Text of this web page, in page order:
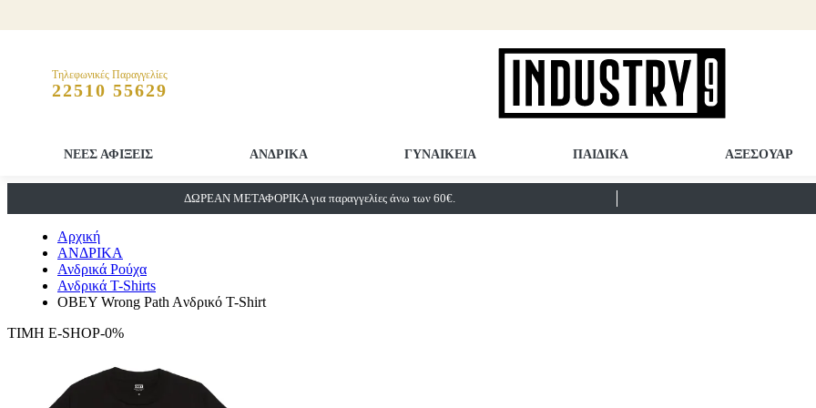
Τηλεφωνικές Παραγγελίες
22510 55629
ΝΕΕΣ ΑΦΙΞΕΙΣ ΑΝΔΡΙΚΑ ΓΥΝΑΙΚΕΙΑ ΠΑΙΔΙΚΑ ΑΞΕΣΟΥΑΡ
ΔΩΡΕΑΝ ΜΕΤΑΦΟΡΙΚΑ για παραγγελίες άνω των 60€.
Αρχική
ΑΝΔΡΙΚΑ
Ανδρικά Ρούχα
Ανδρικά T-Shirts
OBEY Wrong Path Aνδρικό T-Shirt
ΤΙΜΗ E-SHOP-0%